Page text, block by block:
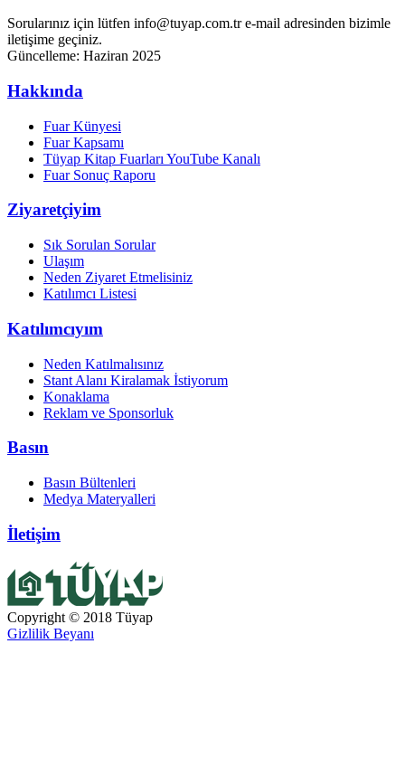
Sorularınız için lütfen info@tuyap.com.tre-mail adresinden bizimle
iletişime geçiniz.
Güncelleme: Haziran 2025
Hakkında
Fuar Künyesi
Fuar Kapsamı
Tüyap Kitap Fuarları YouTube Kanalı
Fuar Sonuç Raporu
Ziyaretçiyim
Sık Sorulan Sorular
Ulaşım
Neden Ziyaret Etmelisiniz
Katılımcı Listesi
Katılımcıyım
Neden Katılmalısınız
Stant Alanı Kiralamak İstiyorum
Konaklama
Reklam ve Sponsorluk
Basın
Basın Bültenleri
Medya Materyalleri
İletişim
Copyright © 2018 Tüyap
Gizlilik Beyanı